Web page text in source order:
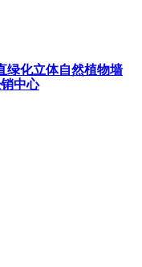
绿化立体自然植物墙
中心